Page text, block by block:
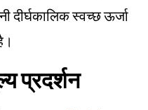
दीर्घकालिक स्वच्छ ऊर्जा
प्रदर्शन